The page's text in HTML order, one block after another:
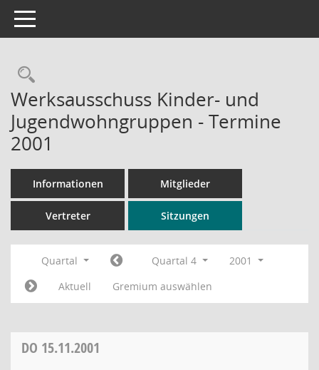
Toggle navigation
Rechercheauswahl
Werksausschuss Kinder- und
Jugendwohngruppen - Termine
2001
Informationen Mitglieder
Vertreter Sitzungen
Quartal Quartal 4
2001
Aktuell
Gremium auswählen
DO 15.11.2001